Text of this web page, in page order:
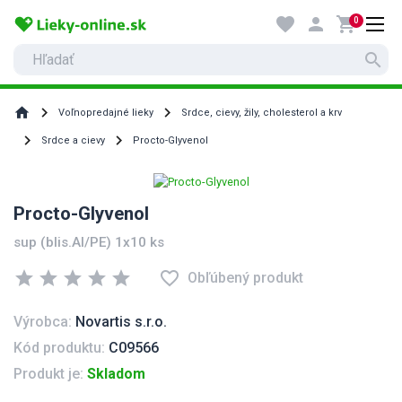
search
favorite person shopping_cart0
home Voľnopredajné lieky Srdce, cievy, žily, cholesterol a krv
Srdce a cievy Procto-Glyvenol
Procto-Glyvenol
sup (blis.Al/PE) 1x10 ks
star star star star star favorite_border Obľúbený produkt
Výrobca: Novartis s.r.o.
Kód produktu: C09566
Produkt je: Skladom